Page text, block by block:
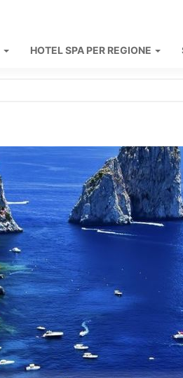
HOTEL SPA PER REGIONE